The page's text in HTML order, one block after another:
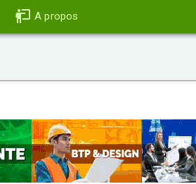
A propos